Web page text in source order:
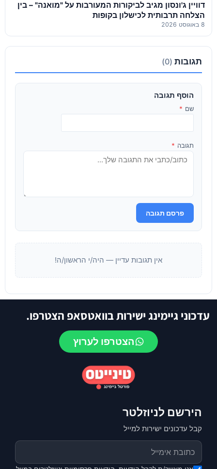
דוויין ג'ונסון מגיב לביקורות המעורבות על "מואנה" – בין
הצלחה תרבותית לכישלון בקופות
8 באוגוסט 2026
תגובות (0)
הוסף תגובה
שם *
תגובה *
פרסם תגובה
אין תגובות עדיין — היה/י הראשון/ה!
עדכוני גיימינג ישירות בוואטסאפ הצטרפו.
הצטרפו לערוץ
הירשם לניוזלטר
קבל עדכונים ישירות למייל